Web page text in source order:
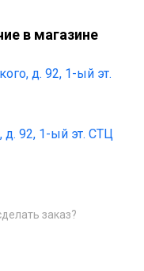
в магазине
д. 92, 1-ый эт.
д. 92, 1-ый эт. СТЦ
заказ?